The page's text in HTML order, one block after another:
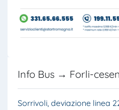
Info Bus → Forli-
Sorrivoli, deviazione linea